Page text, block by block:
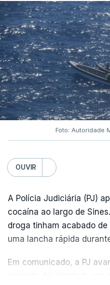
Foto: Autoridade
OUVIR
A Polícia Judiciária (PJ)
cocaína ao largo de
droga tinham acabado
uma lancha rápida
Em comunicado, a PJ